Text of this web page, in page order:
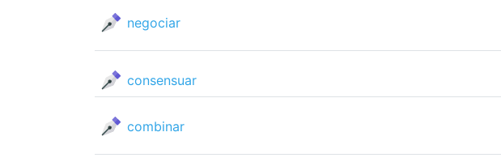
negociar
consensuar
combinar